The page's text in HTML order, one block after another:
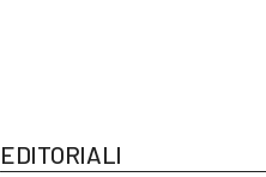
EDITORIALI